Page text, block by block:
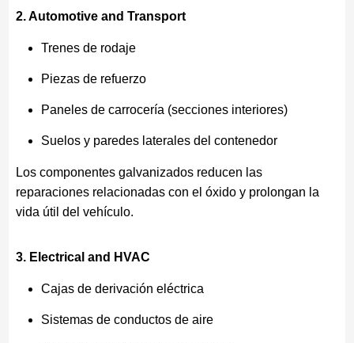
2. Automotive and Transport
Trenes de rodaje
Piezas de refuerzo
Paneles de carrocería (secciones interiores)
Suelos y paredes laterales del contenedor
Los componentes galvanizados reducen las
reparaciones relacionadas con el óxido y prolongan la
vida útil del vehículo.
3. Electrical and HVAC
Cajas de derivación eléctrica
Sistemas de conductos de aire